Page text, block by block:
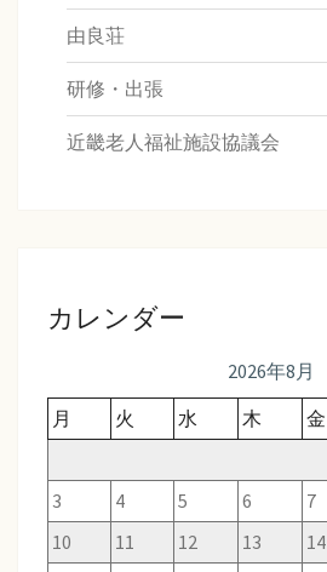
由良荘
研修・出張
近畿老人福祉施設協議会
カレンダー
2026年8月
月
火 水 木 金
3
4 5 6 7
10
11 12 13 14